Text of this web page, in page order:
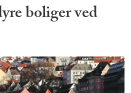
boliger ved